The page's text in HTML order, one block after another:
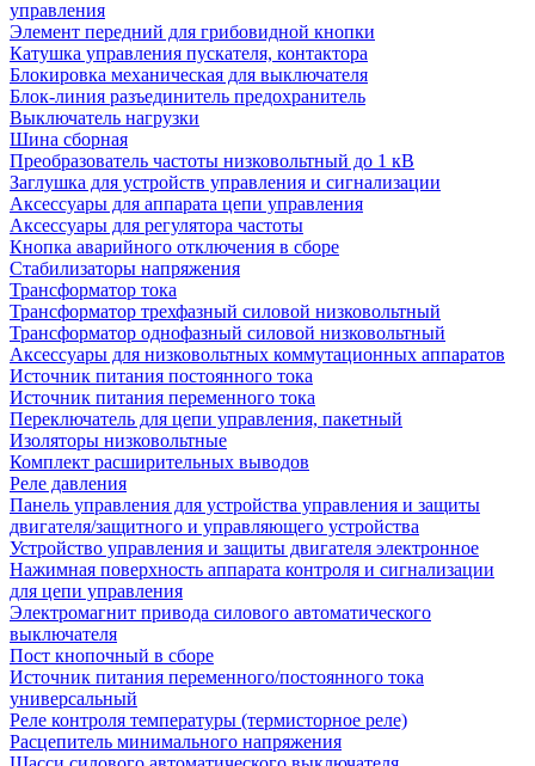
управления
Элемент передний для грибовидной кнопки
Катушка управления пускателя, контактора
Блокировка механическая для выключателя
Блок-линия разъединитель предохранитель
Выключатель нагрузки
Шина сборная
Преобразователь частоты низковольтный до 1 кВ
Заглушка для устройств управления и сигнализации
Аксессуары для аппарата цепи управления
Аксессуары для регулятора частоты
Кнопка аварийного отключения в сборе
Стабилизаторы напряжения
Трансформатор тока
Трансформатор трехфазный силовой низковольтный
Трансформатор однофазный силовой низковольтный
Аксессуары для низковольтных коммутационных аппаратов
Источник питания постоянного тока
Источник питания переменного тока
Переключатель для цепи управления, пакетный
Изоляторы низковольтные
Комплект расширительных выводов
Реле давления
Панель управления для устройства управления и защиты
двигателя/защитного и управляющего устройства
Устройство управления и защиты двигателя электронное
Нажимная поверхность аппарата контроля и сигнализации
для цепи управления
Электромагнит привода силового автоматического
выключателя
Пост кнопочный в сборе
Источник питания переменного/постоянного тока
универсальный
Реле контроля температуры (термисторное реле)
Расцепитель минимального напряжения